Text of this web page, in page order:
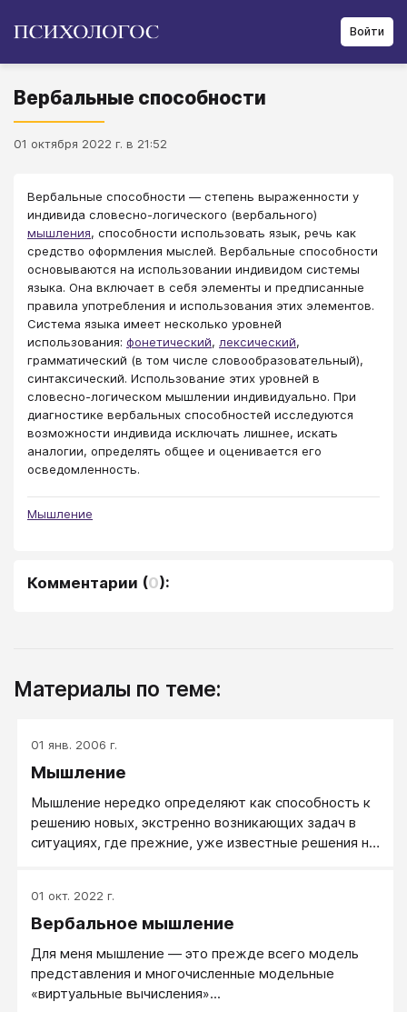
Войти
Вербальные способности
01 октября 2022 г. в 21:52
Вербальные способности — cтепень выраженности у
индивида словесно-логического (вербального)
мышления, способности использовать язык, речь как
средство оформления мыслей. Вербальные способности
основываются на использовании индивидом системы
языка. Она включает в себя элементы и предписанные
правила употребления и использования этих элементов.
Система языка имеет несколько уровней
использования: фонетический, лексический,
грамматический (в том числе словообразовательный),
синтаксический. Использование этих уровней в
словесно-логическом мышлении индивидуально. При
диагностике вербальных способностей исследуются
возможности индивида исключать лишнее, искать
аналогии, определять общее и оценивается его
осведомленность.
Мышление
Комментарии (0):
Материалы по теме:
01 янв. 2006 г.
Мышление
Мышление нередко определяют как способность к
решению новых, экстренно возникающих задач в
ситуациях, где прежние, уже известные решения не
справляться с такими задачами, но это не значит,
что если кто-то не нашел творческого решения в
отсутствовало. В своих простейших формах
мышление, как процесс, это всего лишь
переработка информации в потоке течения мыслей,
01 окт. 2022 г.
Вербальное мышление
Для меня мышление — это прежде всего модель
представления и многочисленные модельные
«виртуальные вычисления»...